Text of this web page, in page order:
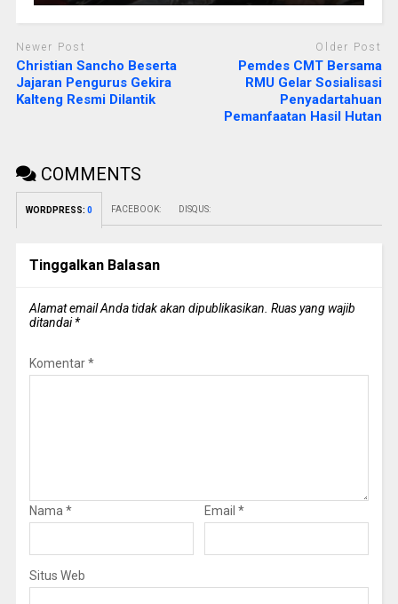
Newer Post
Christian Sancho Beserta
Jajaran Pengurus Gekira
Kalteng Resmi Dilantik
Older Post
Pemdes CMT Bersama
RMU Gelar Sosialisasi
Penyadartahuan
Pemanfaatan Hasil Hutan
COMMENTS
WORDPRESS: 0 FACEBOOK: DISQUS:
Tinggalkan Balasan
Alamat email Anda tidak akan dipublikasikan. Ruas yang wajib
ditandai*
Komentar*
Nama * Email *
Situs Web